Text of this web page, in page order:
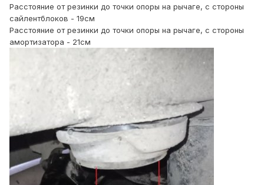
Расстояние от резинки до точки опоры на рычаге, с стороны
сайлентблоков - 19см
Расстояние от резинки до точки опоры на рычаге, с стороны
амортизатора - 21см